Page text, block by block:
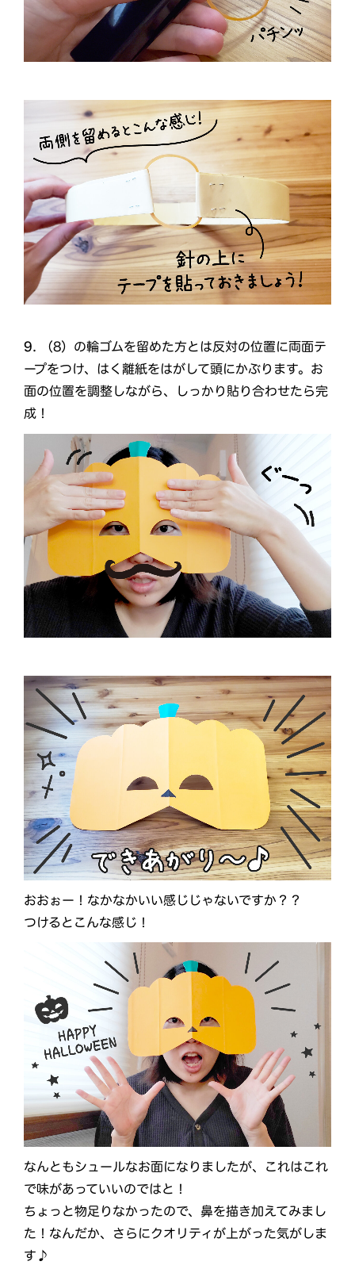
9. （8）の輪ゴムを留めた方とは反対の位置に両面テ
ープをつけ、はく離紙をはがして頭にかぶります。お
面の位置を調整しながら、しっかり貼り合わせたら完
成！
おおぉー！なかなかいい感じじゃないですか？？
つけるとこんな感じ！
なんともシュールなお面になりましたが、これはこれ
で味があっていいのではと！
ちょっと物足りなかったので、鼻を描き加えてみまし
た！なんだか、さらにクオリティが上がった気がしま
す♪